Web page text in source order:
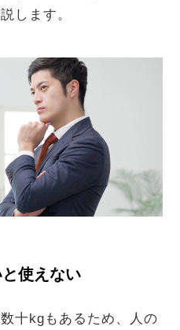
します。
使えない
十kgもあるため、人の